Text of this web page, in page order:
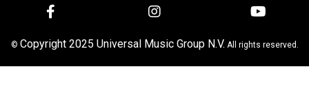
© Copyright 2025 Universal Music Group N.V. All rights reserved.